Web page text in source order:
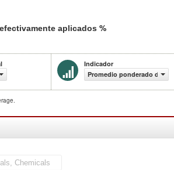
aplicados %
Indicador
Promedio ponderado de